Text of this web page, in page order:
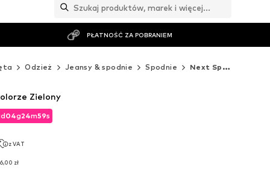
PŁATNOŚĆ ZA POBRANIEM
Odzież Jeansy & spodnie Spodnie Next Spodnie
d04g24m57s
z VAT
zł
d04g24m57s
Zielony